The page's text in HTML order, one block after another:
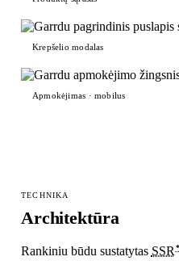
Krepšelio modalas
Apmokėjimas · mobilus
TECHNIKA
Architektūra
Rankiniu būdu sustatytas SSR *